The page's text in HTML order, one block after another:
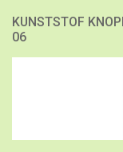
KUNSTSTOF
06